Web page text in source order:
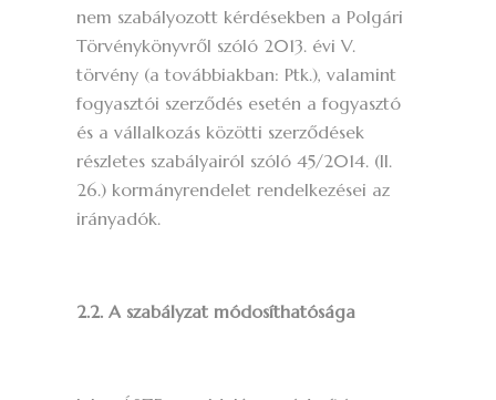
nem szabályozott kérdésekben a Polgári
Törvénykönyvről szóló 2013. évi V.
törvény (a továbbiakban: Ptk.), valamint
fogyasztói szerződés esetén a fogyasztó
és a vállalkozás közötti szerződések
részletes szabályairól szóló 45/2014. (II.
26.) kormányrendelet rendelkezései az
irányadók.
2.2. A szabályzat módosíthatósága